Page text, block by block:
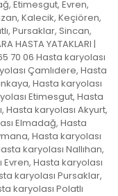
Etimesgut, Evren,
Kalecik, Keçiören,
Pursaklar, Sincan,
HASTA YATAKLARI |
70 06 Hasta karyolası
Çamlıdere, Hasta
Hasta karyolası
Etimesgut, Hasta
Hasta karyolası Akyurt,
Elmadağ, Hasta
Hasta karyolası
karyolası Nallıhan,
Hasta karyolası
karyolası Pursaklar,
karyolası Polatlı